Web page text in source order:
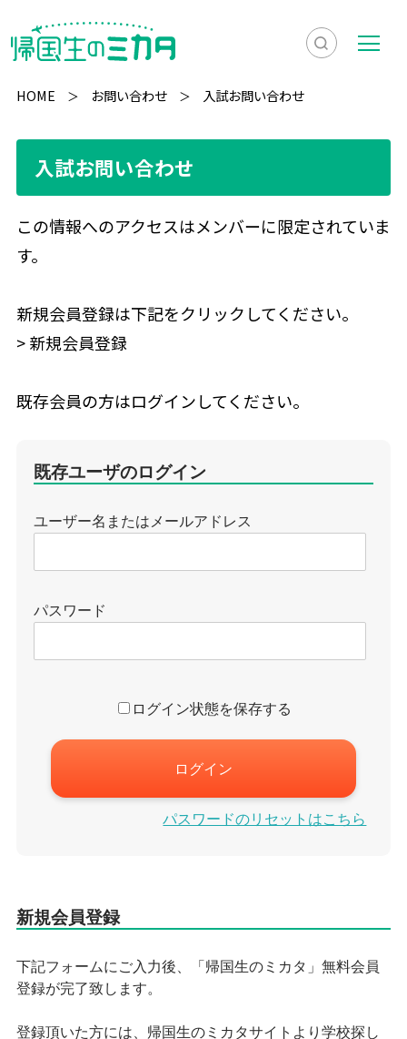
検
表
メ
ー
HOME お問い合わせ 入試お問い合わせ
入試お問い合わせ
この情報へのアクセスはメンバーに限定されていま
す。
新規会員登録は下記をクリックしてください。
>新規会員登録
既存会員の方はログインしてください。
既存ユーザのログイン
ユーザー名またはメールアドレス
パスワード
ログイン状態を保存する
パスワードのリセットはこちら
下記フォームにご入力後、「帰国生のミカタ」無料会員
登録が完了致します。
登録頂いた方には、帰国生のミカタサイトより学校探し